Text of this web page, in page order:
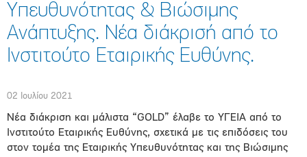
Υπευθυνότητας & Βιώσιμης
Ανάπτυξης. Νέα διάκρισή από το
Ινστιτούτο Εταιρικής Ευθύνης.
02 Ιουλίου 2021
Νέα διάκριση και μάλιστα “GOLD” έλαβε το ΥΓΕΙΑ από το
Ινστιτούτο Εταιρικής Ευθύνης, σχετικά με τις επιδόσεις του
στον τομέα της Εταιρικής Υπευθυνότητας και της Βιώσιμης